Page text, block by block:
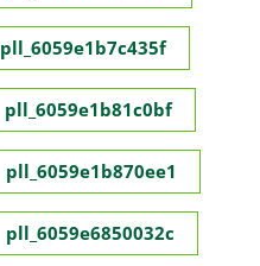
pll_6059e1b7c435f
pll_6059e1b81c0bf
pll_6059e1b870ee1
pll_6059e6850032c